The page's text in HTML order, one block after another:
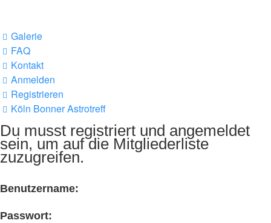
Galerie
FAQ
Kontakt
Anmelden
Registrieren
Köln Bonner Astrotreff
Du musst registriert und angemeldet
sein, um auf die Mitgliederliste
zuzugreifen.
Benutzername:
Passwort: